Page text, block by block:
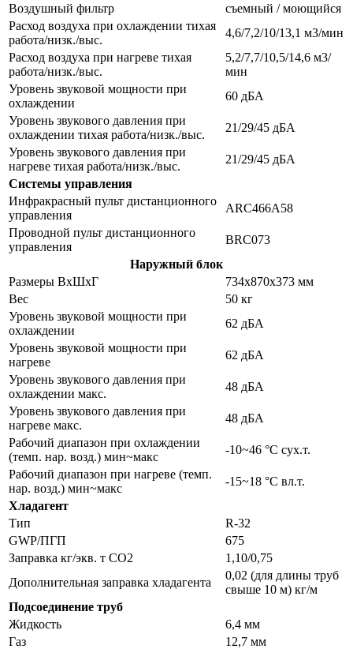
Воздушный фильтр
съемный / моющийся
Расход воздуха при охлаждении тихая
работа/низк./выс.
4,6/7,2/10/13,1 м3/мин
Расход воздуха при нагреве тихая
работа/низк./выс.
5,2/7,7/10,5/14,6 м3/
мин
Уровень звуковой мощности при
охлаждении
60 дБA
Уровень звукового давления при
охлаждении тихая работа/низк./выс.
21/29/45 дБA
Уровень звукового давления при
нагреве тихая работа/низк./выс.
21/29/45 дБA
Системы управления
Инфракрасный пульт дистанционного
управления
ARC466A58
Проводной пульт дистанционного
управления
BRC073
Наружный блок
Размеры ВхШхГ
734x870x373 мм
Вес
50 кг
Уровень звуковой мощности при
охлаждении
62 дБA
Уровень звуковой мощности при
нагреве
62 дБA
Уровень звукового давления при
охлаждении макс.
48 дБA
Уровень звукового давления при
нагреве макс.
48 дБA
Рабочий диапазон при охлаждении
(темп. нар. возд.) мин~макс
-10~46 °C cух.т.
Рабочий диапазон при нагреве (темп.
нар. возд.) мин~макс
-15~18 °C вл.т.
Хладагент
Тип
R-32
GWP/ПГП
675
Заправка кг/экв. т СО2
1,10/0,75
Дополнительная заправка хладагента
0,02 (для длины труб
свыше 10 м) кг/м
Подсоединение труб
Жидкость
6,4 мм
Газ
12,7 мм